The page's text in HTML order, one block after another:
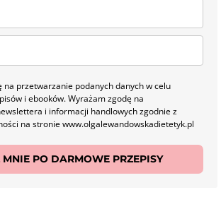
na przetwarzanie podanych danych w celu
i ebooków. Wyrażam zgodę na
i informacji handlowych zgodnie z
na stronie www.olgalewandowskadietetyk.pl
PO DARMOWE PRZEPISY